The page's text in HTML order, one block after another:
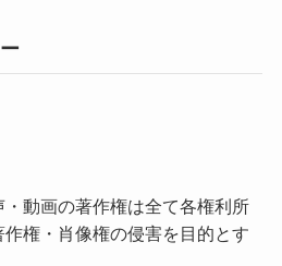
動画の著作権は全て各権利所
権・肖像権の侵害を目的とす